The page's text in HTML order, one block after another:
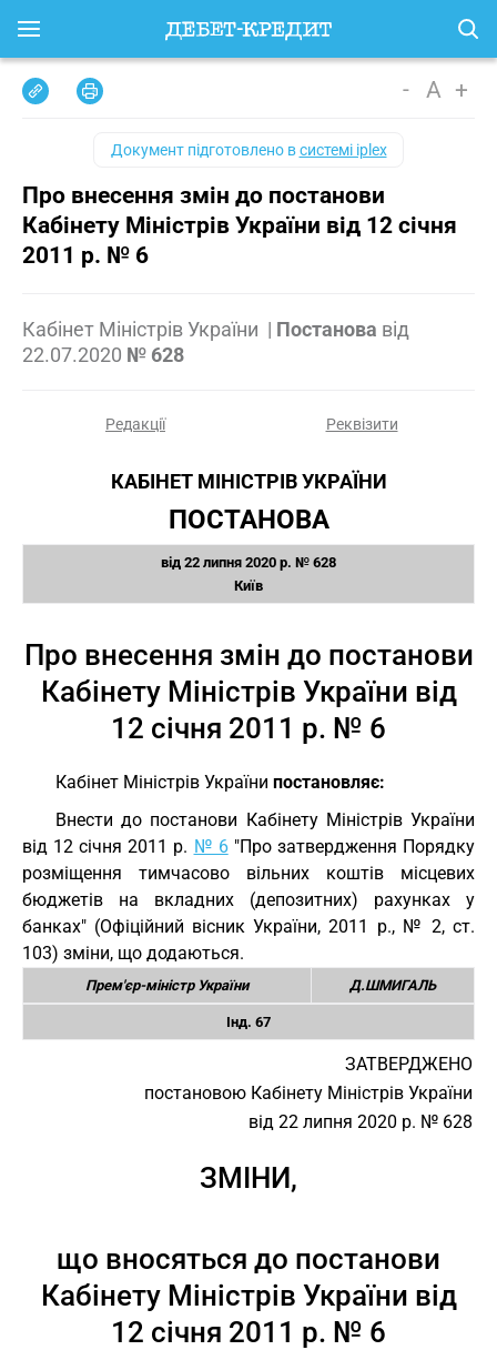
- A +
Документ підготовлено всистемі iplex
Про внесення змін до постанови
Кабінету Міністрів України від 12 січня
2011 р. № 6
Кабінет Міністрів України | Постанова від
22.07.2020 № 628
Редакції Реквізити
КАБІНЕТ МІНІСТРІВ УКРАЇНИ
ПОСТАНОВА
від 22 липня 2020 р. № 628
Київ
Про внесення змін до постанови
Кабінету Міністрів України від
12 січня 2011 р. № 6
Кабінет Міністрів України постановляє:
Внести до постанови Кабінету Міністрів України
від 12 січня 2011 р. № 6"Про затвердження Порядку
розміщення тимчасово вільних коштів місцевих
бюджетів на вкладних (депозитних) рахунках у
банках" (Офіційний вісник України, 2011 р., № 2, ст.
103) зміни, що додаються.
Прем'єр-міністр України Д.ШМИГАЛЬ
Інд. 67
ЗАТВЕРДЖЕНО
постановою Кабінету Міністрів України
від 22 липня 2020 р. № 628
ЗМІНИ,
що вносяться до постанови
Кабінету Міністрів України від
12 січня 2011 р. № 6